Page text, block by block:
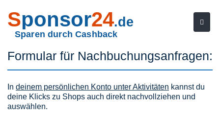
Sponsor24.de
Sparen durch Cashback
Formular für Nachbuchungsanfragen:
In deinem persönlichen Konto unter Aktivitäten kannst du
deine Klicks zu Shops auch direkt nachvollziehen und
auswählen.